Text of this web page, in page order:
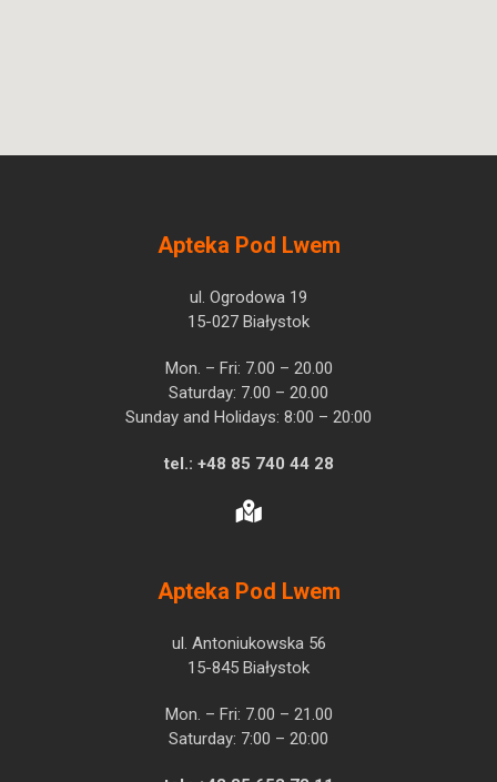
Apteka Pod Lwem
ul. Ogrodowa 19
15-027 Białystok
Mon. – Fri: 7.00 – 20.00
Saturday: 7.00 – 20.00
Sunday and Holidays: 8:00 – 20:00
tel.: +48 85 740 44 28
Apteka Pod Lwem
ul. Antoniukowska 56
15-845 Białystok
Mon. – Fri: 7.00 – 21.00
Saturday: 7:00 – 20:00